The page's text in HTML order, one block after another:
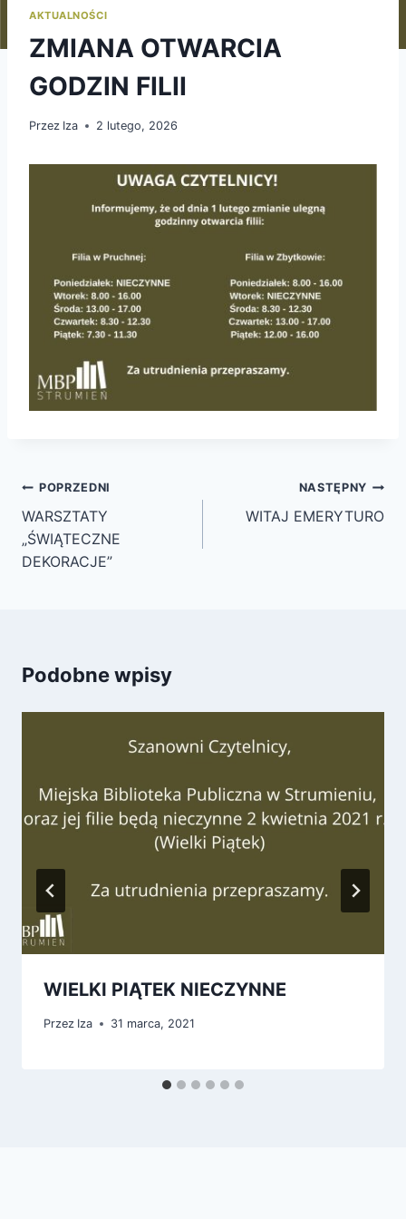
AKTUALNOŚCI
ZMIANA OTWARCIA
GODZIN FILII
Przez Iza 2 lutego, 2026
Nawigacja
wpisu
POPRZEDNI
WARSZTATY
„ŚWIĄTECZNE
DEKORACJE”
NASTĘPNY
WITAJ EMERYTURO
Podobne wpisy
WIELKI PIĄTEK NIECZYNNE
Przez Iza 31 marca, 2021